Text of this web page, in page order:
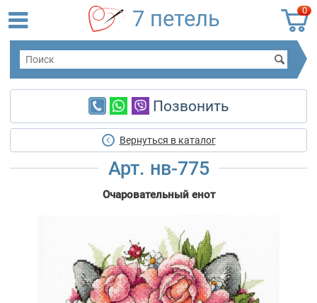
0
7 петель
Позвонить
Вернуться в каталог
Арт. нв-775
Очаровательный енот